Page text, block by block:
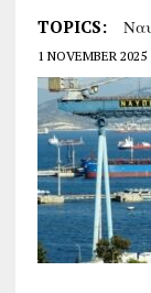
TOPICS:
1 NOVEMBER 2025